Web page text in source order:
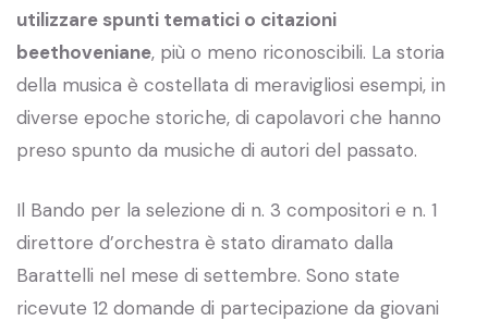
utilizzare spunti tematici o citazioni
beethoveniane, più o meno riconoscibili. La storia
della musica è costellata di meravigliosi esempi, in
diverse epoche storiche, di capolavori che hanno
preso spunto da musiche di autori del passato.
Il Bando per la selezione di n. 3 compositori e n. 1
direttore d’orchestra è stato diramato dalla
Barattelli nel mese di settembre. Sono state
ricevute 12 domande di partecipazione da giovani